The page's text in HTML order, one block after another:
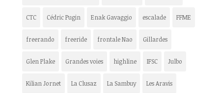
CTC Cédric Pugin Enak Gavaggio escalade FFME
freerando freeride frontale Nao Gillardes
Glen Plake Grandes voies highline IFSC Julbo
Kilian Jornet La Clusaz La Sambuy Les Aravis